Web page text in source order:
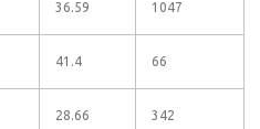
36.59 1047
41.4 66
28.66 342